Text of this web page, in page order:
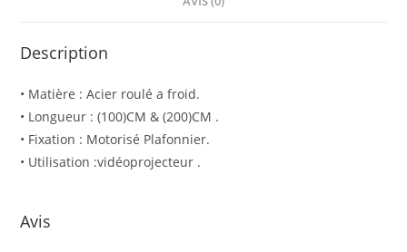
Description
• Matière : Acier roulé a froid.
• Longueur : (100)CM & (200)CM .
• Fixation : Motorisé Plafonnier.
• Utilisation :vidéoprojecteur .
Avis